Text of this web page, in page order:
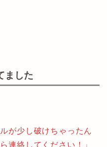
ました
ルが少し破けちゃったん
連絡してください！」